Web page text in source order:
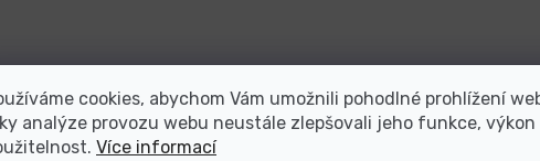
cookies, abychom Vám umožnili pohodlné prohlížení
analýze provozu webu neustále zlepšovali jeho funkce, výkon
Více informací